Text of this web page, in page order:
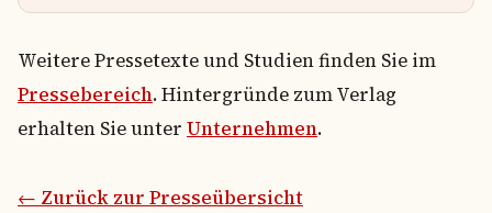
Weitere Pressetexte und Studien finden Sie im
Pressebereich. Hintergründe zum Verlag
erhalten Sie unter Unternehmen.
← Zurück zur Presseübersicht